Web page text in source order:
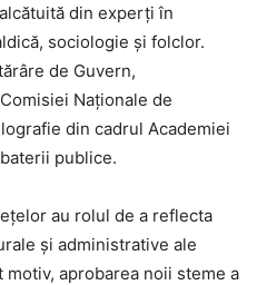
din experți în
sociologie și folclor.
de Guvern,
Naționale de
din cadrul Academiei
publice.
au rolul de a reflecta
și administrative ale
aprobarea noii steme a